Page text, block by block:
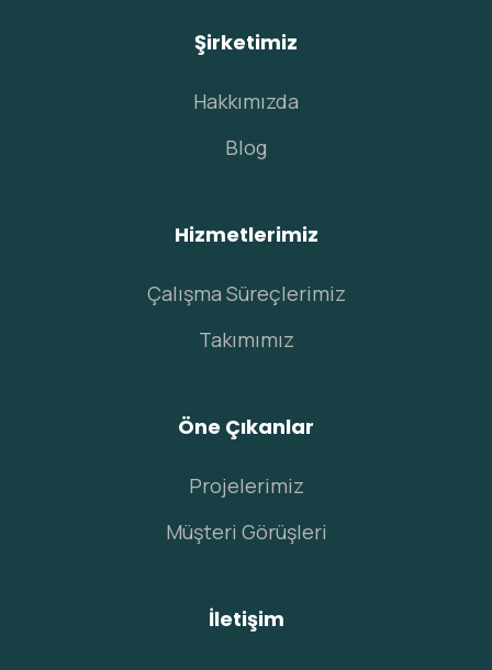
Şirketimiz
Hakkımızda
Blog
Hizmetlerimiz
Çalışma Süreçlerimiz
Takımımız
Öne Çıkanlar
Projelerimiz
Müşteri Görüşleri
İletişim